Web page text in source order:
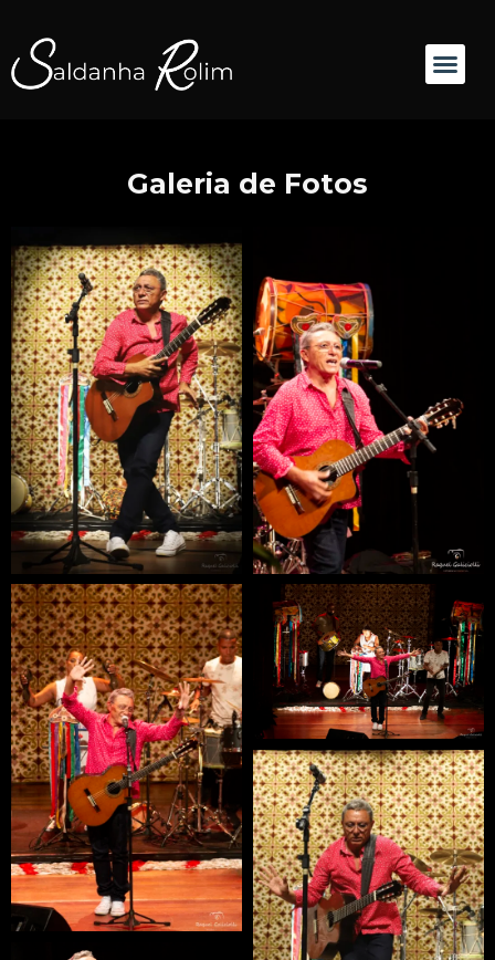
Galeria de Fotos